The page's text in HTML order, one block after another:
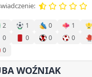
2 1 0 1
0
0 0 0
0
WOŹNIAK